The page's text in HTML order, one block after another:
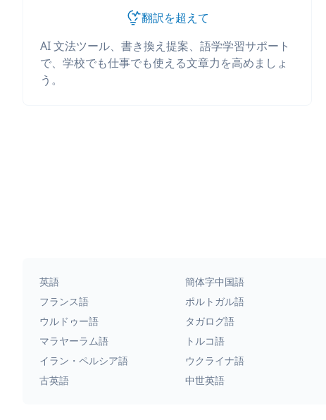
翻訳を超えて
AI 文法ツール、書き換え提案、語学学習サポート
で、学校でも仕事でも使える文章力を高めましょ
う。
英語 簡体字中国語
フランス語
ポルトガル語
ウルドゥー語
タガログ語
マラヤーラム語
トルコ語
イラン・ペルシア語
ウクライナ語
古英語
中世英語